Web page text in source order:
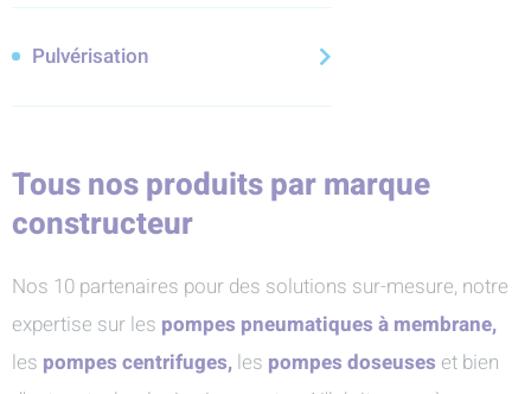
Pulvérisation
Tous nos produits par marque
constructeur
Nos 10 partenaires pour des solutions sur-mesure, notre
expertise sur les pompes pneumatiques à membrane,
les pompes centrifuges, les pompes doseuses et bien